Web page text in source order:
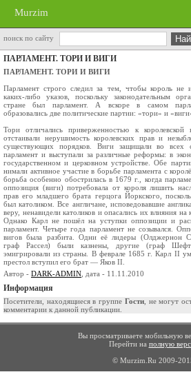
Murzim
поиск по сайту
ПАРЛАМЕНТ. ТОРИ И ВИГИ
ПАРЛАМЕНТ. ТОРИ И ВИГИ
Парламент строго следил за тем, чтобы король не
каких-либо указов, поскольку за­конодательным
стране был парла­мент. А вскоре в самом
образовались две политические партии: «тори» и
Тори отличались приверженностью к королев­ской
отстаивали нерушимость королевских прав и
существующих порядков. Ви­ги защищали во всех
парламент и высту­пали за различные реформы: в
государ­ственном и церковном устройстве. Обе
нимали активное участие в борьбе парламента с
борьба особенно обострилась в 1679 г., когда
оппозиция (виги) потребовала от короля лишить
прав его младшего брата герцога Йоркского,
был като­ликом. Все англичане, исповедовавшие
веру, ненавидели католиков и опасались их влияния на
Однако Карл не пошёл на ус­тупки оппозиции и
парламент. Четыре года парламент не созывался.
вигов бы­ла разбита. Одни её лидеры (Олджернон
граф Рассел) были казнены, другие (граф
эмигрировали из страны. В феврале 1685 г. Карл II
престол вступил его брат — Яков II.
Автор - DARK-ADMIN , дата - 11.11.2010
Информация
Посетители, находящиеся в группе Гости, не могут
комментарии к данной публикации.
Вы просматриваете мобильную
Перейти на полную
© Murzim.Ru 2009-